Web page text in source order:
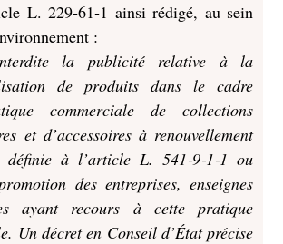
L. 229‑61‑1 ainsi rédigé, au sein
:
la publicité relative à la
de produits dans le cadre
commerciale de collections
et d’accessoires à renouvellement
à l’article L. 541‑9‑1‑1 ou
des entreprises, enseignes
ayant recours à cette pratique
Un décret en Conseil d’État précise